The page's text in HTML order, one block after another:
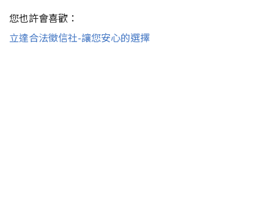
您也許會喜歡：
立達合法徵信社-讓您安心的選擇